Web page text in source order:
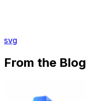
svg
From the Blog